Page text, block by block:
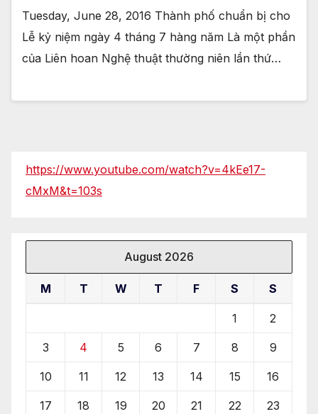
Tuesday, June 28, 2016 Thành phố chuẩn bị cho
Lễ kỷ niệm ngày 4 tháng 7 hàng năm Là một phần
của Liên hoan Nghệ thuật thường niên lần thứ…
https://www.youtube.com/watch?v=4kEe17-
cMxM&t=103s
August 2026
M T W T F S S
1 2
3 4 5 6 7 8 9
10 11 12 13 14 15 16
17 18 19 20 21 22 23